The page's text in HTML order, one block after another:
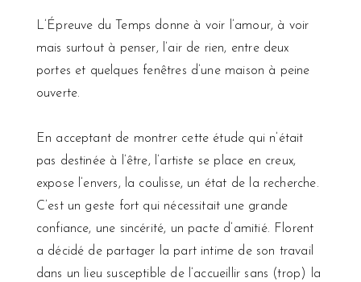
L’Épreuve du Temps donne à voir l’amour, à voir
mais surtout à penser, l’air de rien, entre deux
portes et quelques fenêtres d’une maison à peine
ouverte.
En acceptant de montrer cette étude qui n’était
pas destinée à l’être, l’artiste se place en creux,
expose l’envers, la coulisse, un état de la recherche.
C’est un geste fort qui nécessitait une grande
confiance, une sincérité, un pacte d’amitié. Florent
a décidé de partager la part intime de son travail
dans un lieu susceptible de l’accueillir sans (trop) la